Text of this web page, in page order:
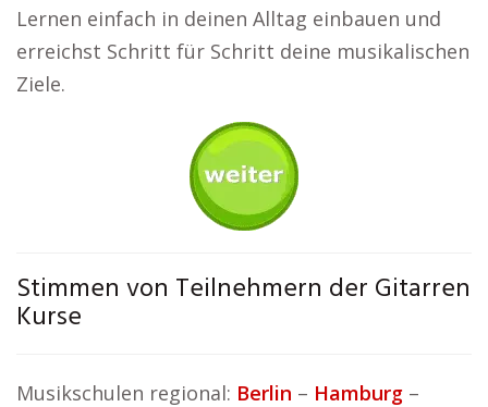
Lernen einfach in deinen Alltag einbauen und
erreichst Schritt für Schritt deine musikalischen
Ziele.
Stimmen von Teilnehmern der Gitarren
Kurse
Musikschulen regional: Berlin – Hamburg –